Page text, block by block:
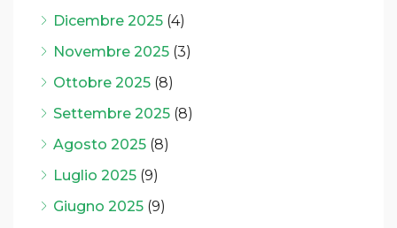
Dicembre 2025 (4)
Novembre 2025 (3)
Ottobre 2025 (8)
Settembre 2025 (8)
Agosto 2025 (8)
Luglio 2025 (9)
Giugno 2025 (9)